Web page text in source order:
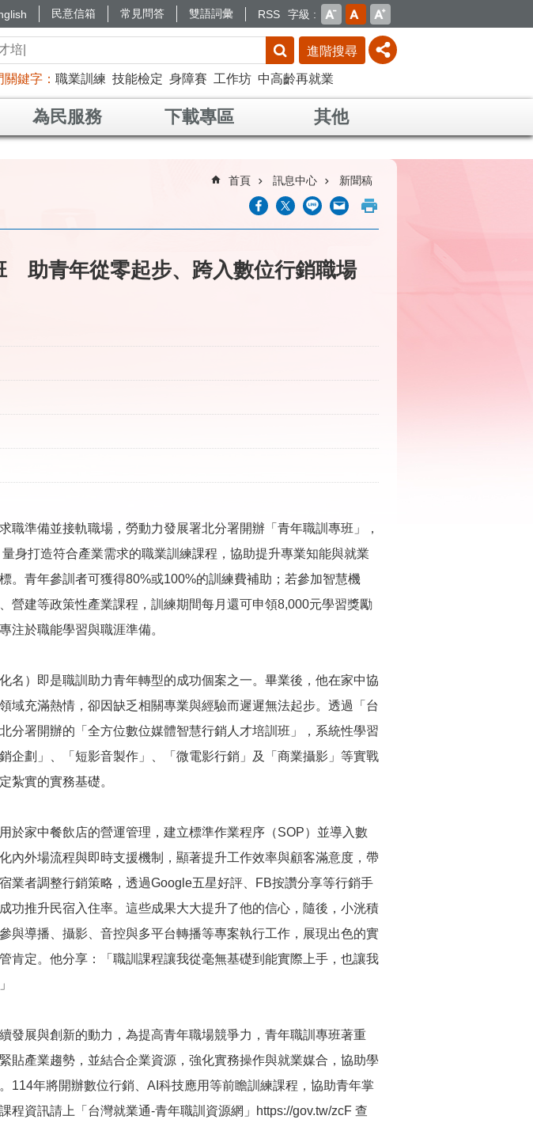
民意信箱 常見問答 雙語詞彙 RSS 字級
進階搜尋
關鍵字 職業訓練 技能檢定 身障賽 工作坊 中高齡再就業
為民服務 下載專區 其他
首頁 訊息中心 新聞稿
助青年從零起步、跨入數位行銷職場
準備並接軌職場，勞動力發展署北分署開辦「青年職訓專班」，
身打造符合產業需求的職業訓練課程，協助提升專業知能與就業
。青年參訓者可獲得80%或100%的訓練費補助；若參加智慧機
營建等政策性產業課程，訓練期間每月還可申領8,000元學習獎勵
注於職能學習與職涯準備。
）即是職訓助力青年轉型的成功個案之一。畢業後，他在家中協
域充滿熱情，卻因缺乏相關專業與經驗而遲遲無法起步。透過「台
分署開辦的「全方位數位媒體智慧行銷人才培訓班」，系統性學習
企劃」、「短影音製作」、「微電影行銷」及「商業攝影」等實戰
紮實的實務基礎。
家中餐飲店的營運管理，建立標準作業程序（SOP）並導入數
內外場流程與即時支援機制，顯著提升工作效率與顧客滿意度，帶
業者調整行銷策略，透過Google五星好評、FB按讚分享等行銷手
功推升民宿入住率。這些成果大大提升了他的信心，隨後，小洸積
與導播、攝影、音控與多平台轉播等專案執行工作，展現出色的實
肯定。他分享：「職訓課程讓我從毫無基礎到能實際上手，也讓我
展與創新的動力，為提高青年職場競爭力，青年職訓專班著重
貼產業趨勢，並結合企業資源，強化實務操作與就業媒合，協助學
114年將開辦數位行銷、AI科技應用等前瞻訓練課程，協助青年掌
程資訊請上「台灣就業通-青年職訓資源網」https://gov.tw/zcF 查